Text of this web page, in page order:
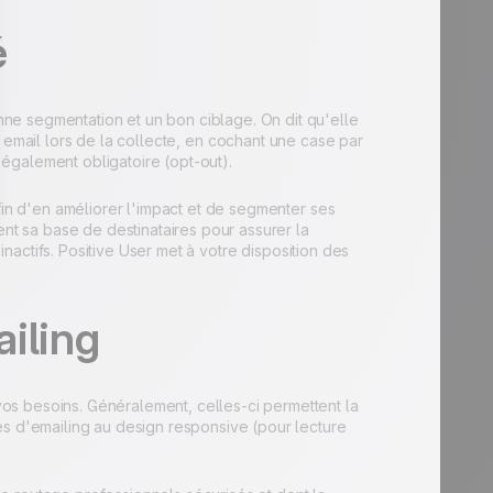
segmentation et un bon ciblage. On dit qu'elle
lors de la collecte, en cochant une case par
obligatoire (opt-out).
d'en améliorer l'impact et de segmenter ses
sa base de destinataires pour assurer la
Positive User met à votre disposition des
besoins. Généralement, celles-ci permettent la
d'emailing au design responsive (pour lecture